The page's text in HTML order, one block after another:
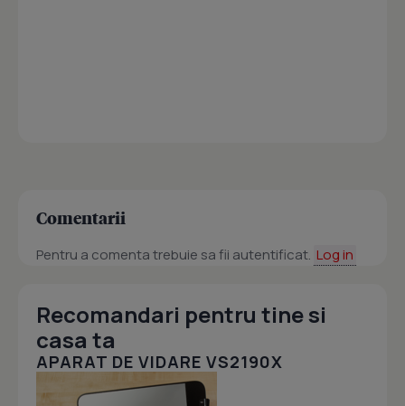
Comentarii
Pentru a comenta trebuie sa fii autentificat. Log in
Recomandari pentru tine si
casa ta
APARAT DE VIDARE VS2190X